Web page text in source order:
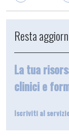
Resta
La tua
clinici e
Iscriviti al